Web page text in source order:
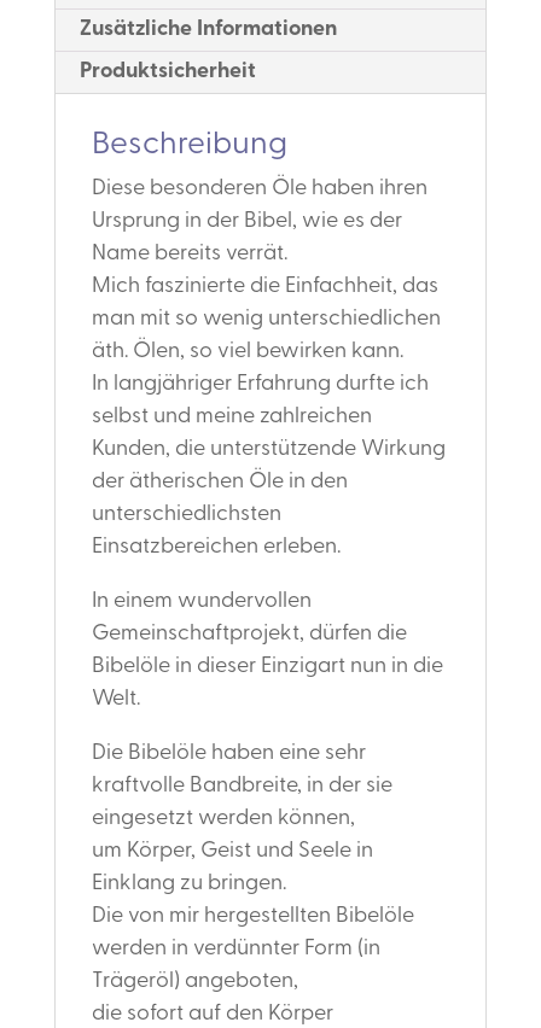
Zusätzliche Informationen
Produktsicherheit
Beschreibung
Diese besonderen Öle haben ihren
Ursprung in der Bibel, wie es der
Name bereits verrät.
Mich faszinierte die Einfachheit, das
man mit so wenig unterschiedlichen
äth. Ölen, so viel bewirken kann.
In langjähriger Erfahrung durfte ich
selbst und meine zahlreichen
Kunden, die unterstützende Wirkung
der ätherischen Öle in den
unterschiedlichsten
Einsatzbereichen erleben.
In einem wundervollen
Gemeinschaftprojekt, dürfen die
Bibelöle in dieser Einzigart nun in die
Welt.
Die Bibelöle haben eine sehr
kraftvolle Bandbreite, in der sie
eingesetzt werden können,
um Körper, Geist und Seele in
Einklang zu bringen.
Die von mir hergestellten Bibelöle
werden in verdünnter Form (in
Trägeröl) angeboten,
die sofort auf den Körper